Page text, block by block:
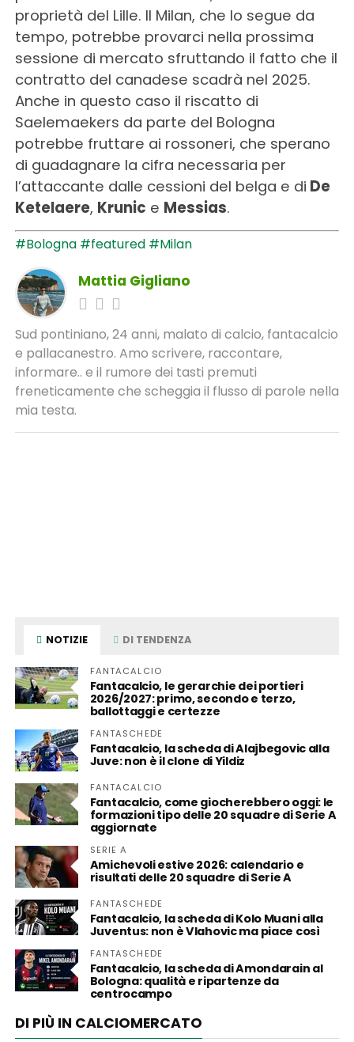
proprietà del Lille. Il Milan, che lo segue da
tempo, potrebbe provarci nella prossima
sessione di mercato sfruttando il fatto che il
contratto del canadese scadrà nel 2025.
Anche in questo caso il riscatto di
Saelemaekers da parte del Bologna
potrebbe fruttare ai rossoneri, che sperano
di guadagnare la cifra necessaria per
l’attaccante dalle cessioni del belga e di De
Ketelaere, Krunic e Messias.
#Bologna #featured #Milan
Mattia Gigliano
Sud pontiniano, 24 anni, malato di calcio, fantacalcio
e pallacanestro. Amo scrivere, raccontare,
informare.. e il rumore dei tasti premuti
freneticamente che scheggia il flusso di parole nella
mia testa.
NOTIZIE DI TENDENZA
FANTACALCIO
Fantacalcio, le gerarchie dei portieri
2026/2027: primo, secondo e terzo,
ballottaggi e certezze
FANTASCHEDE
Fantacalcio, la scheda di Alajbegovic alla
Juve: non è il clone di Yildiz
FANTACALCIO
Fantacalcio, come giocherebbero oggi: le
formazioni tipo delle 20 squadre di Serie A
aggiornate
SERIE A
Amichevoli estive 2026: calendario e
risultati delle 20 squadre di Serie A
FANTASCHEDE
Fantacalcio, la scheda di Kolo Muani alla
Juventus: non è Vlahovic ma piace così
FANTASCHEDE
Fantacalcio, la scheda di Amondarain al
Bologna: qualità e ripartenze da
centrocampo
DI PIÙ IN CALCIOMERCATO